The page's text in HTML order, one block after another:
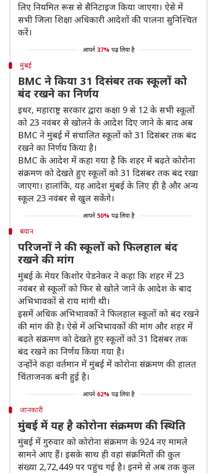
लिए नियमित रूस से सैनिटाइज किया जाएगा। ऐसे में
सभी जिला शिक्षा अधिकारी आदेशों की पालना सुनिश्चित
करें।
आपने 37% पढ़ लिया है
मुंबई
BMC ने किया 31 दिसंबर तक स्कूलों को
बंद रखने का निर्णय
इधर, महाराष्ट्र सरकार द्वारा कक्षा 9 से 12 के सभी स्कूलों
को 23 नवंबर से खोलने के आदेश दिए जाने के बाद अब
BMC ने मुंबई में संचालित स्कूलों को 31 दिसंबर तक बंद
रखने का निर्णय किया है।
BMC के आदेश में कहा गया है कि शहर में बढ़ते कोरोना
संक्रमण को देखते हुए स्कूलों को 31 दिसंबर तक बंद रखा
जाएगा। हालांकि, यह आदेश मुंबई के लिए ही है और अन्य
स्कूल 23 नवंबर से खुल सकेंगे।
आपने 50% पढ़ लिया है
बयान
परिजनों ने की स्कूलों को फिलहाल बंद
रखने की मांग
मुंबई के मेयर किशोर पेडनेकर ने कहा कि शहर में 23
नवंबर से स्कूलों को फिर से खोले जाने के आदेश के बाद
अभिभावकों से राय मांगी थी।
इसमें अधिक अभिभावकों ने फिलहाल स्कूलों को बंद रखने
की मांग की है। ऐसे में अभिभावकों की मांग और शहर में
बढ़ते संक्रमण को देखते हुए स्कूलों को 31 दिसंबर तक
बंद रखने का निर्णय किया गया है।
उन्होंने कहा वर्तमान में मुंबई में कोरोना संक्रमण की हालत
चिंताजनक बनी हुई है।
आपने 62% पढ़ लिया है
जानकारी
मुंबई में यह है कोरोना संक्रमण की स्थिति
मुंबई में गुरुवार को कोरोना संक्रमण के 924 नए मामले
सामने आए हैं। इसके साथ ही वहां संक्रमितों की कुल
संख्या 2,72,449 पर पहुंच गई है। इनमे से अब तक कुल